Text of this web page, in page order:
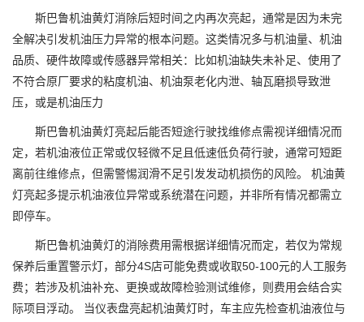
斯巴鲁机油黄灯消除后短时间之内再次亮起，通常是因为未完
全解决引发机油压力异常的根本问题。这类情况多与机油量、机油
品质、硬件故障或传感器异常相关：比如机油缺失未补足、使用了
不符合原厂要求的粘度机油、机油泵老化内泄、轴瓦磨损导致泄
压，或是机油压力
斯巴鲁机油黄灯亮起后能否短途行驶找维修点需视详细情况而
定，若机油液位正常或仅轻微不足且低速低负荷行驶，通常可短距
离前往维修点，但需警惕润滑不足引发发动机损伤的风险。 机油黄
灯亮起多提示机油液位异常或系统潜在问题，并非所有情况都需立
即停车。
斯巴鲁机油黄灯的消除费用需根据详细情况而定，若仅为常规
保养后重置警示灯，部分4S店可能免费或收取50-100元的人工服务
费；若涉及机油补充、更换或故障检验测试维修，则费用会结合实
际项目浮动。 当仪表盘亮起机油黄灯时，车主应先检查机油液位与